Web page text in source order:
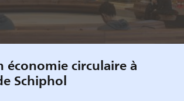
économie circulaire à
Schiphol